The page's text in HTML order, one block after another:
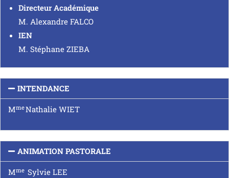
Directeur Académique
M. Alexandre FALCO
IEN
M. Stéphane ZIEBA
INTENDANCE
MmeNathalie WIET
ANIMATION PASTORALE
Mme Sylvie LEE